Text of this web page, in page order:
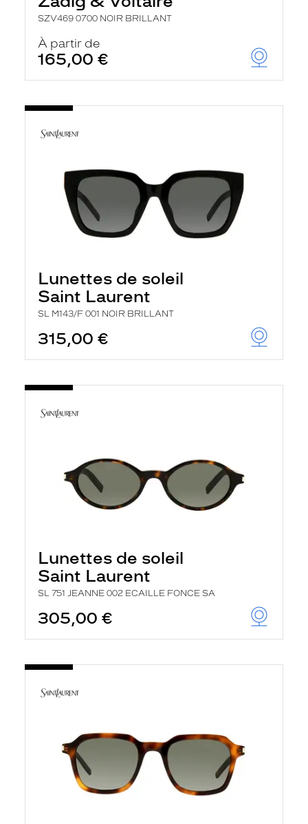
SZV469 0700 NOIR BRILLANT
À partir de
165,00 €
Lunettes de soleil
Saint Laurent
SL M143/F 001 NOIR BRILLANT
315,00 €
Lunettes de soleil
Saint Laurent
SL 751 JEANNE 002 ECAILLE FONCE SA
305,00 €